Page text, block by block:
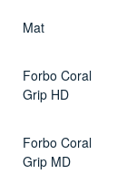
Mat
Forbo Coral
Grip HD
Forbo Coral
Grip MD